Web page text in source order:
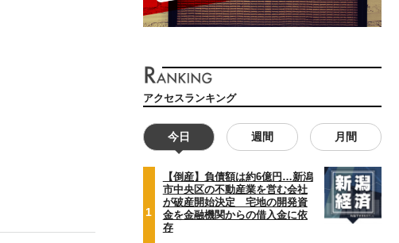
アクセスランキング
今日 週間 月間
1
【倒産】負債額は約6億円…新潟
市中央区の不動産業を営む会社
が破産開始決定 宅地の開発資
金を金融機関からの借入金に依
存